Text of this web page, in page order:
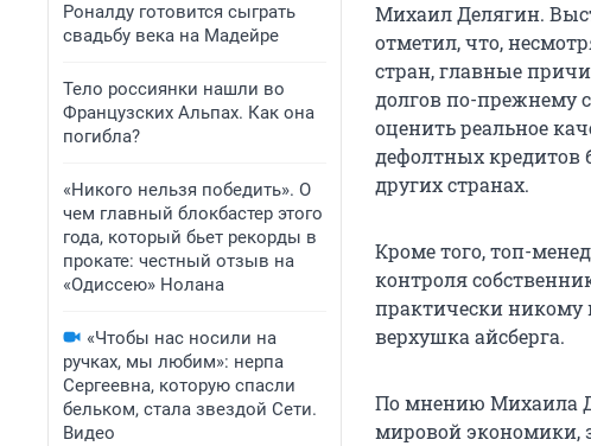
Роналду готовится сыграть
свадьбу века на Мадейре
Тело россиянки нашли во
Французских Альпах. Как она
погибла?
«Никого нельзя победить». О
чем главный блокбастер этого
года, который бьет рекорды в
прокате: честный отзыв на
«Одиссею» Нолана
«Чтобы нас носили на
ручках, мы любим»: нерпа
Сергеевна, которую спасли
бельком, стала звездой Сети.
Видео
Михаил Делягин.
отметил, что,
стран, главные
долгов по-прежнему
оценить реальное
дефолтных кредитов
других странах.
Кроме того, топ-
контроля
практически
верхушка айсберга.
По мнению Михаила
мировой экономики,